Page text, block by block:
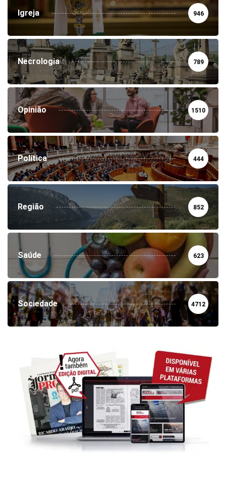
Igreja 946
Necrologia 789
Opinião 1510
Política 444
Região 852
Saúde 623
Sociedade 4712